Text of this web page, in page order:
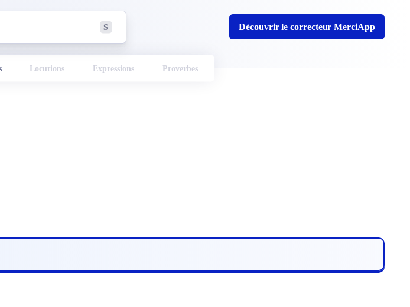
S Découvrir le correcteur MerciApp
Locutions Expressions Proverbes